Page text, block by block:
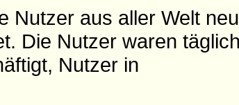
Nutzer aus aller Welt
Die Nutzer waren täglich
Nutzer in